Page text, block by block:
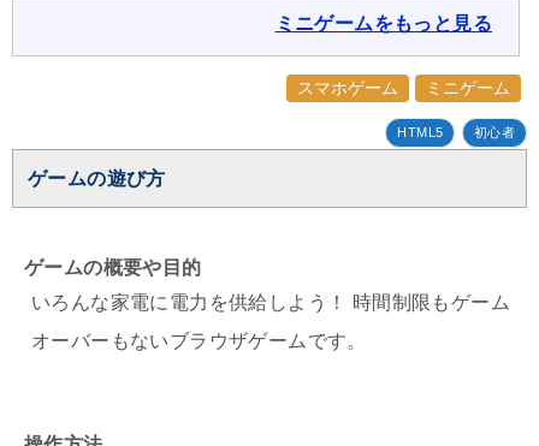
ミニゲームをもっと見る
スマホゲーム ミニゲーム
HTML5 初心者
ゲームの遊び方
ゲームの概要や目的
いろんな家電に電力を供給しよう！ 時間制限もゲーム
オーバーもないブラウザゲームです。